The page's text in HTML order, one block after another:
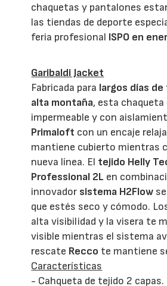
chaquetas y pantalones
las tiendas de deporte
feria profesional ISPO en
Garibaldi Jacket
Fabricada para largos días
alta montaña, esta chaqueta
impermeable y con
Primaloft con un encaje
mantiene cubierto mientras
nueva línea. El tejido Helly
Professional 2L en
innovador sistema H2Flow
que estés seco y cómodo.
alta visibilidad y la visera te
visible mientras el sistema
rescate Recco te mantiene
Características
- Cahqueta de tejido 2 capas.